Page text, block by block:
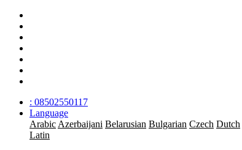
: 08502550117
Language
Arabic Azerbaijani Belarusian Bulgarian Czech Dutch
Latin